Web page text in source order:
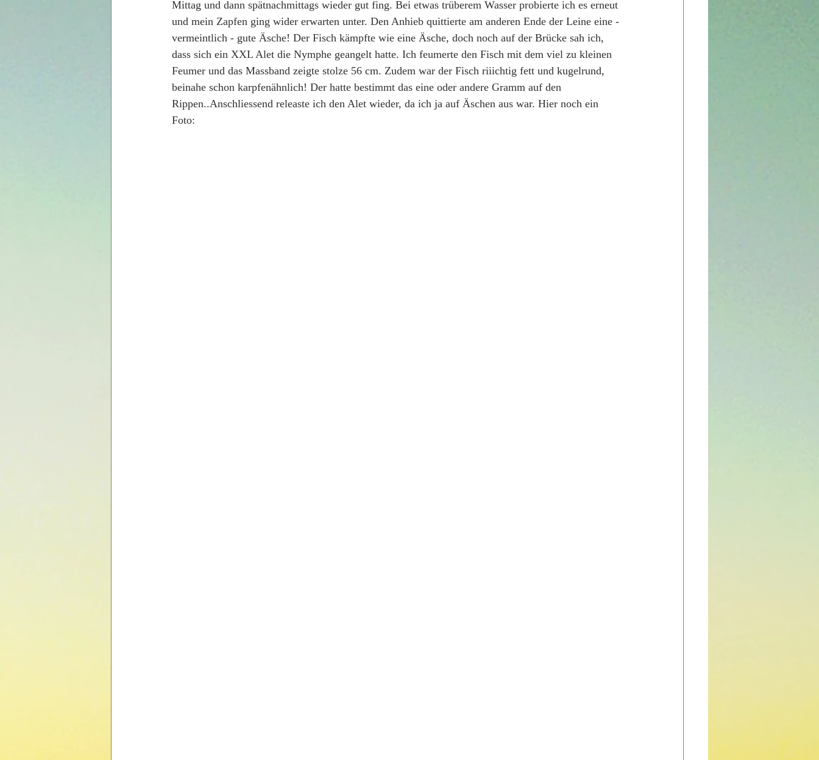
Mittag und dann spätnachmittags wieder gut fing. Bei etwas trüberem Wasser probierte ich es erneut
und mein Zapfen ging wider erwarten unter. Den Anhieb quittierte am anderen Ende der Leine eine -
vermeintlich - gute Äsche! Der Fisch kämpfte wie eine Äsche, doch noch auf der Brücke sah ich,
dass sich ein XXL Alet die Nymphe geangelt hatte. Ich feumerte den Fisch mit dem viel zu kleinen
Feumer und das Massband zeigte stolze 56 cm. Zudem war der Fisch riiichtig fett und kugelrund,
beinahe schon karpfenähnlich! Der hatte bestimmt das eine oder andere Gramm auf den
Rippen..Anschliessend releaste ich den Alet wieder, da ich ja auf Äschen aus war. Hier noch ein
Foto: